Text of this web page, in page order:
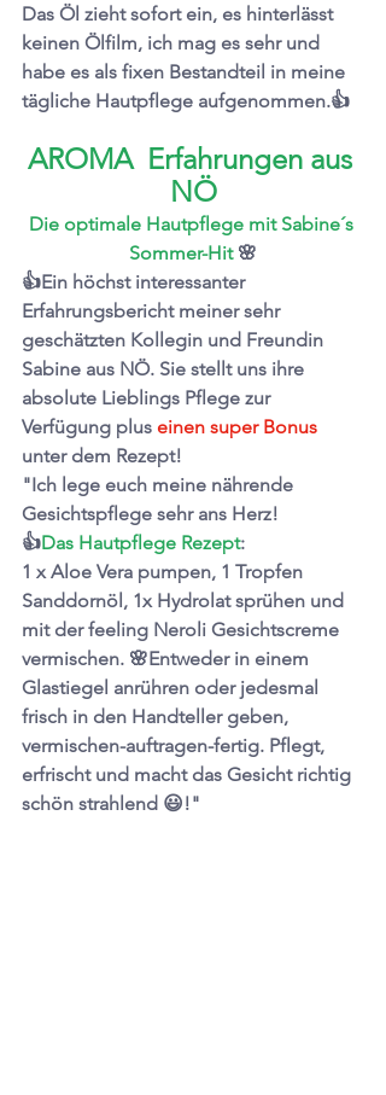
Das Öl zieht sofort ein, es hinterlässt
keinen Ölfilm, ich mag es sehr und
habe es als fixen Bestandteil in meine
tägliche Hautpflege aufgenommen.👍
AROMA  Erfahrungen aus
NÖ
Die optimale Hautpflege mit Sabine´s
Sommer-Hit 🌸
👍Ein höchst interessanter
Erfahrungsbericht meiner sehr
geschätzten Kollegin und Freundin
Sabine aus NÖ. Sie stellt uns ihre
absolute Lieblings Pflege zur
Verfügung plus einen super Bonus
unter dem Rezept!
"Ich lege euch meine nährende
Gesichtspflege sehr ans Herz!
👍Das Hautpflege Rezept:
1 x Aloe Vera pumpen, 1 Tropfen
Sanddornöl, 1x Hydrolat sprühen und
mit der feeling Neroli Gesichtscreme
vermischen. 🌸Entweder in einem
Glastiegel anrühren oder jedesmal
frisch in den Handteller geben,
vermischen-auftragen-fertig. Pflegt,
erfrischt und macht das Gesicht richtig
schön strahlend 😃!"